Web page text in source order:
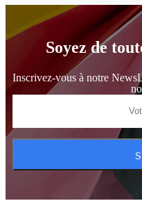
Soyez de
Inscrivez-vous à notre